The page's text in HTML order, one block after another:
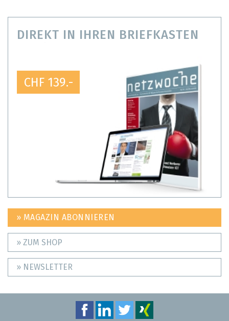
DIREKT IN IHREN BRIEFKASTEN
CHF 139.-
» MAGAZIN ABONNIEREN
» ZUM SHOP
» NEWSLETTER